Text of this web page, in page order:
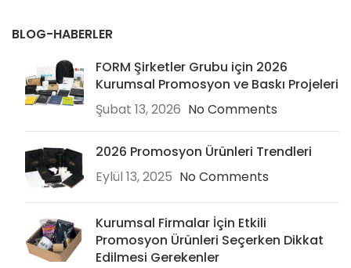
BLOG-HABERLER
FORM Şirketler Grubu için 2026
Kurumsal Promosyon ve Baskı Projeleri
Şubat 13, 2026 No Comments
2026 Promosyon Ürünleri Trendleri
Eylül 13, 2025 No Comments
Kurumsal Firmalar İçin Etkili
Promosyon Ürünleri Seçerken Dikkat
Edilmesi Gerekenler